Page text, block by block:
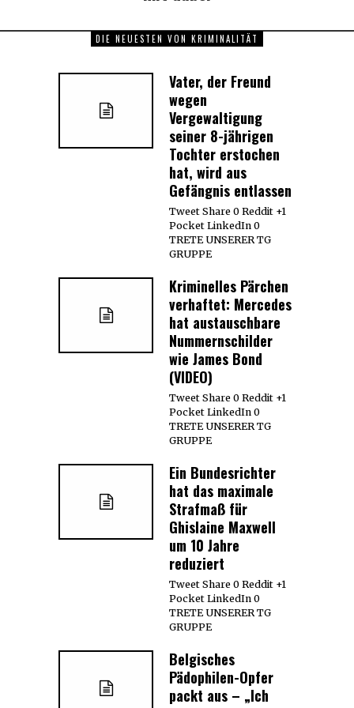
DIE NEUESTEN VON KRIMINALITÄT
Vater, der Freund
wegen
Vergewaltigung
seiner 8-jährigen
Tochter erstochen
hat, wird aus
Gefängnis entlassen
Tweet Share 0 Reddit +1
Pocket LinkedIn 0
TRETE UNSERER TG
GRUPPE
Kriminelles Pärchen
verhaftet: Mercedes
hat austauschbare
Nummernschilder
wie James Bond
(VIDEO)
Tweet Share 0 Reddit +1
Pocket LinkedIn 0
TRETE UNSERER TG
GRUPPE
Ein Bundesrichter
hat das maximale
Strafmaß für
Ghislaine Maxwell
um 10 Jahre
reduziert
Tweet Share 0 Reddit +1
Pocket LinkedIn 0
TRETE UNSERER TG
GRUPPE
Belgisches
Pädophilen-Opfer
packt aus – „Ich